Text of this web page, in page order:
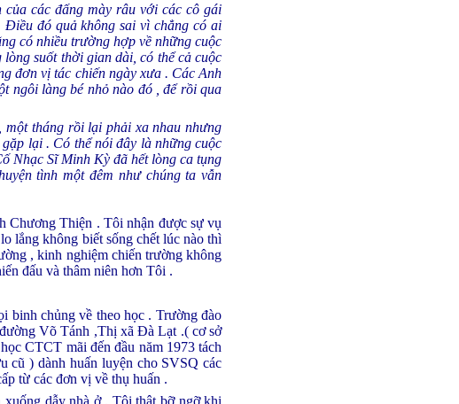
các đấng mày râu với các cô gái
đó quả không sai vì chẳng có ai
có nhiều trường hợp về những cuộc
suốt thời gian dài, có thể cả cuộc
đơn vị tác chiến ngày xưa . Các Anh
ngôi làng bé nhỏ nào đó , để rồi qua
một tháng rồi lại phải xa nhau nhưng
lại . Có thể nói đây là những cuộc
Nhạc Sĩ Minh Kỳ đã hết lòng ca tụng
tình một đêm như chúng ta vẫn
Chương Thiện . Tôi nhận được sự vụ
lắng không biết sống chết lúc nào thì
, kinh nghiệm chiến trường không
đấu và thâm niên hơn Tôi .
binh chủng về theo học . Trường đào
Võ Tánh ,Thị xã Đà Lạt .( cơ sở
CTCT mãi đến đầu năm 1973 tách
cũ ) dành huấn luyện cho SVSQ các
từ các đơn vị về thụ huấn .
dẫy nhà ở . Tôi thật bỡ ngỡ khi